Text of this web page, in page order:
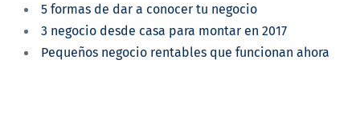
5 formas de dar a conocer tu negocio
3 negocio desde casa para montar en 2017
Pequeños negocio rentables que funcionan ahora